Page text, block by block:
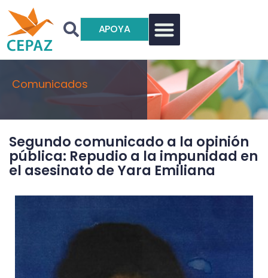
APOYA
Comunicados
Segundo comunicado a la opinión
pública: Repudio a la impunidad en
el asesinato de Yara Emiliana